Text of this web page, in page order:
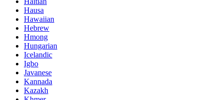
Hausa
Hawaiian
Hebrew
Hmong
Hungarian
Icelandic
Igbo
Javanese
Kannada
Kazakh